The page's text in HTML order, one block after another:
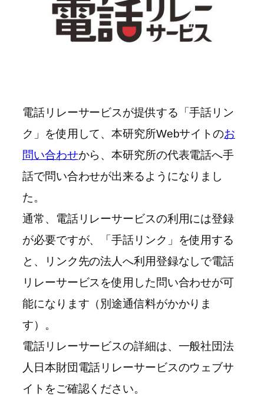
電話リレーサービスが提供する「手話リン
ク」を使用して、本研究所Webサイトのお
問い合わせから、本研究所の代表電話へ手
話で問い合わせが出来るようになりまし
た。
通常、電話リレーサービスの利用には登録
が必要ですが、「手話リンク」を使用する
と、リンク先の法人へ利用登録なしで電話
リレーサービスを使用した問い合わせが可
能になります（別途通信料がかかりま
す）。
電話リレーサービスの詳細は、一般社団法
人日本財団電話リレーサービスのウェブサ
イトをご確認ください。